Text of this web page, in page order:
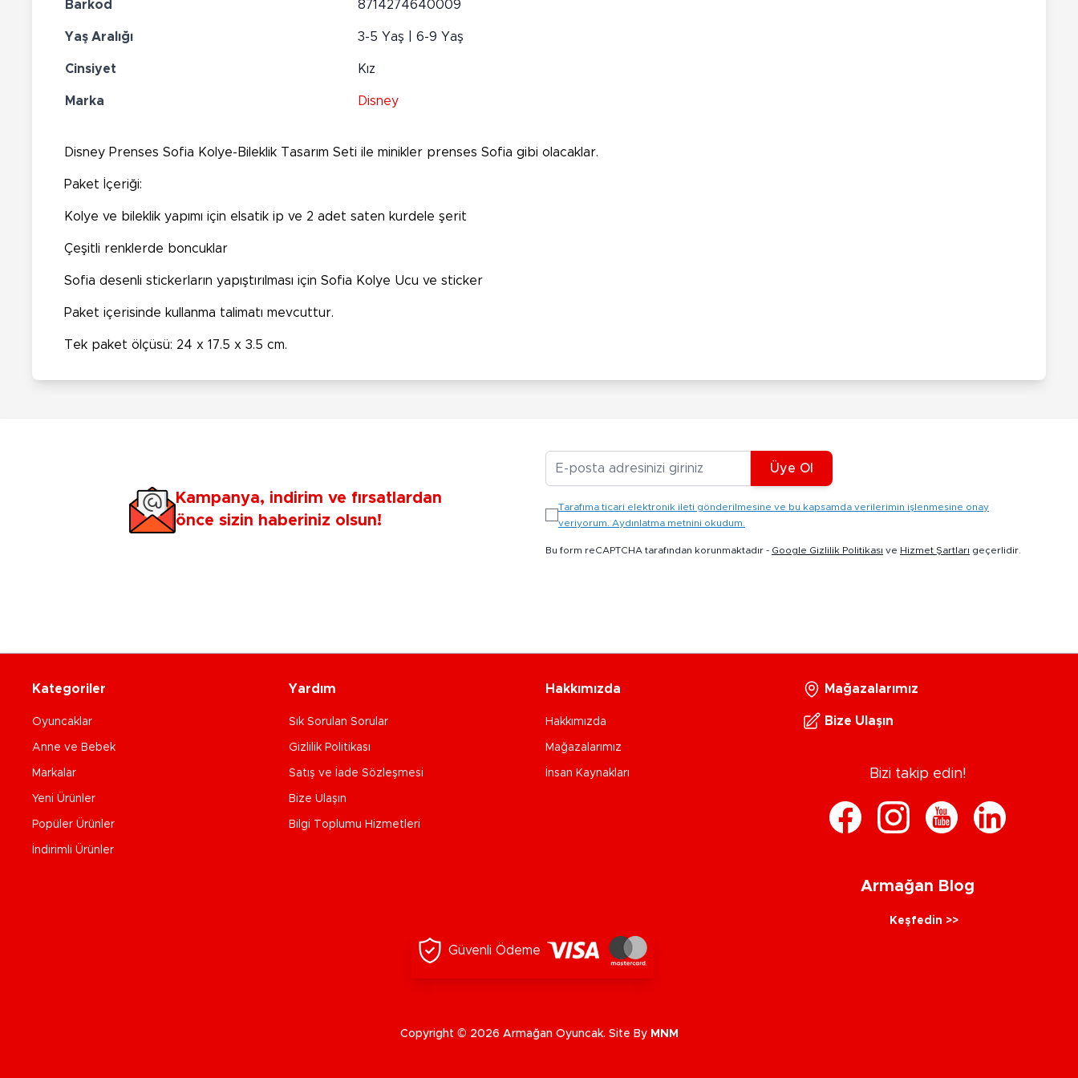
Barkod 8714274640009
Yaş Aralığı 3-5 Yaş | 6-9 Yaş
Cinsiyet Kız
Marka Disney
Disney Prenses Sofia Kolye-Bileklik Tasarım Seti ile minikler prenses Sofia gibi olacaklar.
Paket İçeriği:
Kolye ve bileklik yapımı için elsatik ip ve 2 adet saten kurdele şerit
Çeşitli renklerde boncuklar
Sofia desenli stickerların yapıştırılması için Sofia Kolye Ucu ve sticker
Paket içerisinde kullanma talimatı mevcuttur.
Tek paket ölçüsü: 24 x 17.5 x 3.5 cm.
Kampanya, indirim ve fırsatlardan
önce sizin haberiniz olsun!
Üye Ol
Tarafıma ticari elektronik ileti gönderilmesine ve bu kapsamda verilerimin işlenmesine onay
veriyorum. Aydınlatma metnini okudum.
Bu form reCAPTCHA tarafından korunmaktadır - Google Gizlilik Politikası ve Hizmet Şartları geçerlidir.
Kategoriler
Oyuncaklar
Anne ve Bebek
Markalar
Yeni Ürünler
Popüler Ürünler
İndirimli Ürünler
Yardım
Sık Sorulan Sorular
Gizlilik Politikası
Satış ve İade Sözleşmesi
Bize Ulaşın
Bilgi Toplumu Hizmetleri
Hakkımızda
Hakkımızda
Mağazalarımız
İnsan Kaynakları
Mağazalarımız
Bize Ulaşın
Bizi takip edin!
Armağan Blog
Keşfedin >>
Güvenli Ödeme
Copyright © 2026 Armağan Oyuncak. Site By MNM